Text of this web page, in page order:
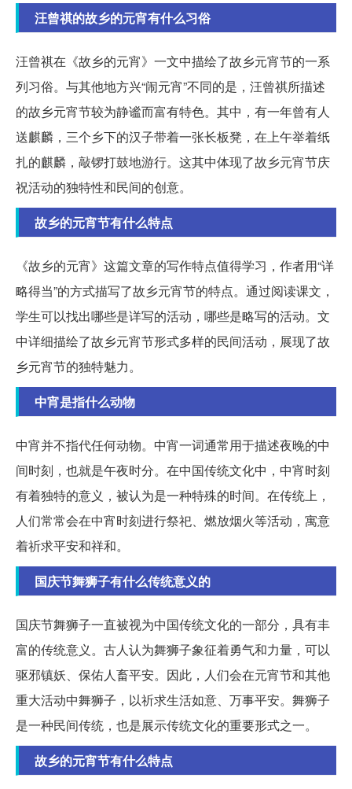
汪曾祺的故乡的元宵有什么习俗
汪曾祺在《故乡的元宵》一文中描绘了故乡元宵节的一系
列习俗。与其他地方兴“闹元宵”不同的是，汪曾祺所描述
的故乡元宵节较为静谧而富有特色。其中，有一年曾有人
送麒麟，三个乡下的汉子带着一张长板凳，在上午举着纸
扎的麒麟，敲锣打鼓地游行。这其中体现了故乡元宵节庆
祝活动的独特性和民间的创意。
故乡的元宵节有什么特点
《故乡的元宵》这篇文章的写作特点值得学习，作者用“详
略得当”的方式描写了故乡元宵节的特点。通过阅读课文，
学生可以找出哪些是详写的活动，哪些是略写的活动。文
中详细描绘了故乡元宵节形式多样的民间活动，展现了故
乡元宵节的独特魅力。
中宵是指什么动物
中宵并不指代任何动物。中宵一词通常用于描述夜晚的中
间时刻，也就是午夜时分。在中国传统文化中，中宵时刻
有着独特的意义，被认为是一种特殊的时间。在传统上，
人们常常会在中宵时刻进行祭祀、燃放烟火等活动，寓意
着祈求平安和祥和。
国庆节舞狮子有什么传统意义的
国庆节舞狮子一直被视为中国传统文化的一部分，具有丰
富的传统意义。古人认为舞狮子象征着勇气和力量，可以
驱邪镇妖、保佑人畜平安。因此，人们会在元宵节和其他
重大活动中舞狮子，以祈求生活如意、万事平安。舞狮子
是一种民间传统，也是展示传统文化的重要形式之一。
故乡的元宵节有什么特点